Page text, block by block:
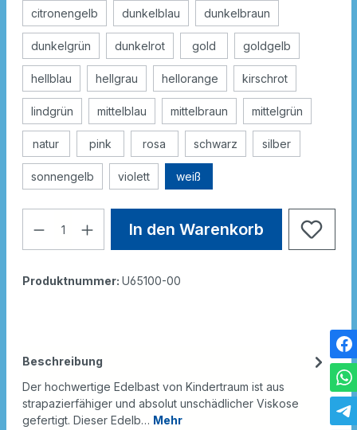
citronengelb dunkelblau dunkelbraun
dunkelgrün dunkelrot gold goldgelb
hellblau hellgrau hellorange kirschrot
lindgrün mittelblau mittelbraun mittelgrün
natur pink rosa schwarz silber
sonnengelb violett weiß
In den Warenkorb
Produktnummer: U65100-00
Beschreibung
Der hochwertige Edelbast von Kindertraum ist aus
strapazierfähiger und absolut unschädlicher Viskose
gefertigt. Dieser Edelb… Mehr